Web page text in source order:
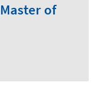
of